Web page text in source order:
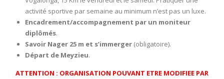
activité sportive par semaine au minimum n’est pas un luxe.
Encadrement/accompagnement par un moniteur
diplômés.
Savoir Nager 25 m et s’immerger (obligatoire).
Départ de Meyzieu.
ATTENTION : ORGANISATION POUVANT ETRE MODIFIEE PAR